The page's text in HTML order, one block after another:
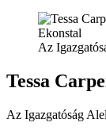
Az
Tessa
Az Igazgatóság